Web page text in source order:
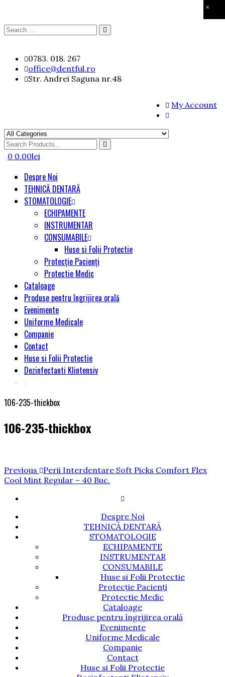
×
Search
content
0783. 018. 267
office@dentful.ro
Str. Andrei Saguna nr.48
My Account
Search
for
0 0.00lei
Despre Noi
TEHNICĂ DENTARĂ
STOMATOLOGIE
ECHIPAMENTE
INSTRUMENTAR
CONSUMABILE
Huse si Folii Protectie
Protecție Pacienți
Protectie Medic
Cataloage
Produse pentru îngrijirea orală
Evenimente
Uniforme Medicale
Companie
Contact
Huse si Folii Protectie
Dezinfectanti Klintensiv
106-235-thickbox
106-235-thickbox
Navigare
Previous
Post
Previous
Perii Interdentare Soft Picks Comfort Flex
Cool Mint Regular – 40 Buc.
Despre Noi
TEHNICĂ DENTARĂ
STOMATOLOGIE
ECHIPAMENTE
INSTRUMENTAR
CONSUMABILE
Huse si Folii Protectie
Protecție Pacienți
Protectie Medic
Cataloage
Produse pentru îngrijirea orală
Evenimente
Uniforme Medicale
Companie
Contact
Huse si Folii Protectie